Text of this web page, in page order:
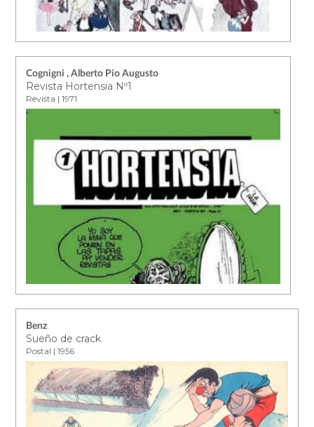
Cognigni , Alberto Pío Augusto
Revista Hortensia Nº1
Revista | 1971
Benz
Sueño de crack
Postal | 1956